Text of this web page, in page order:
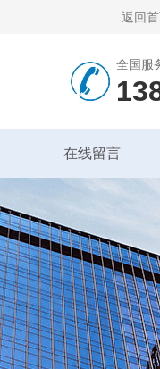
返回
全国服
在线留言